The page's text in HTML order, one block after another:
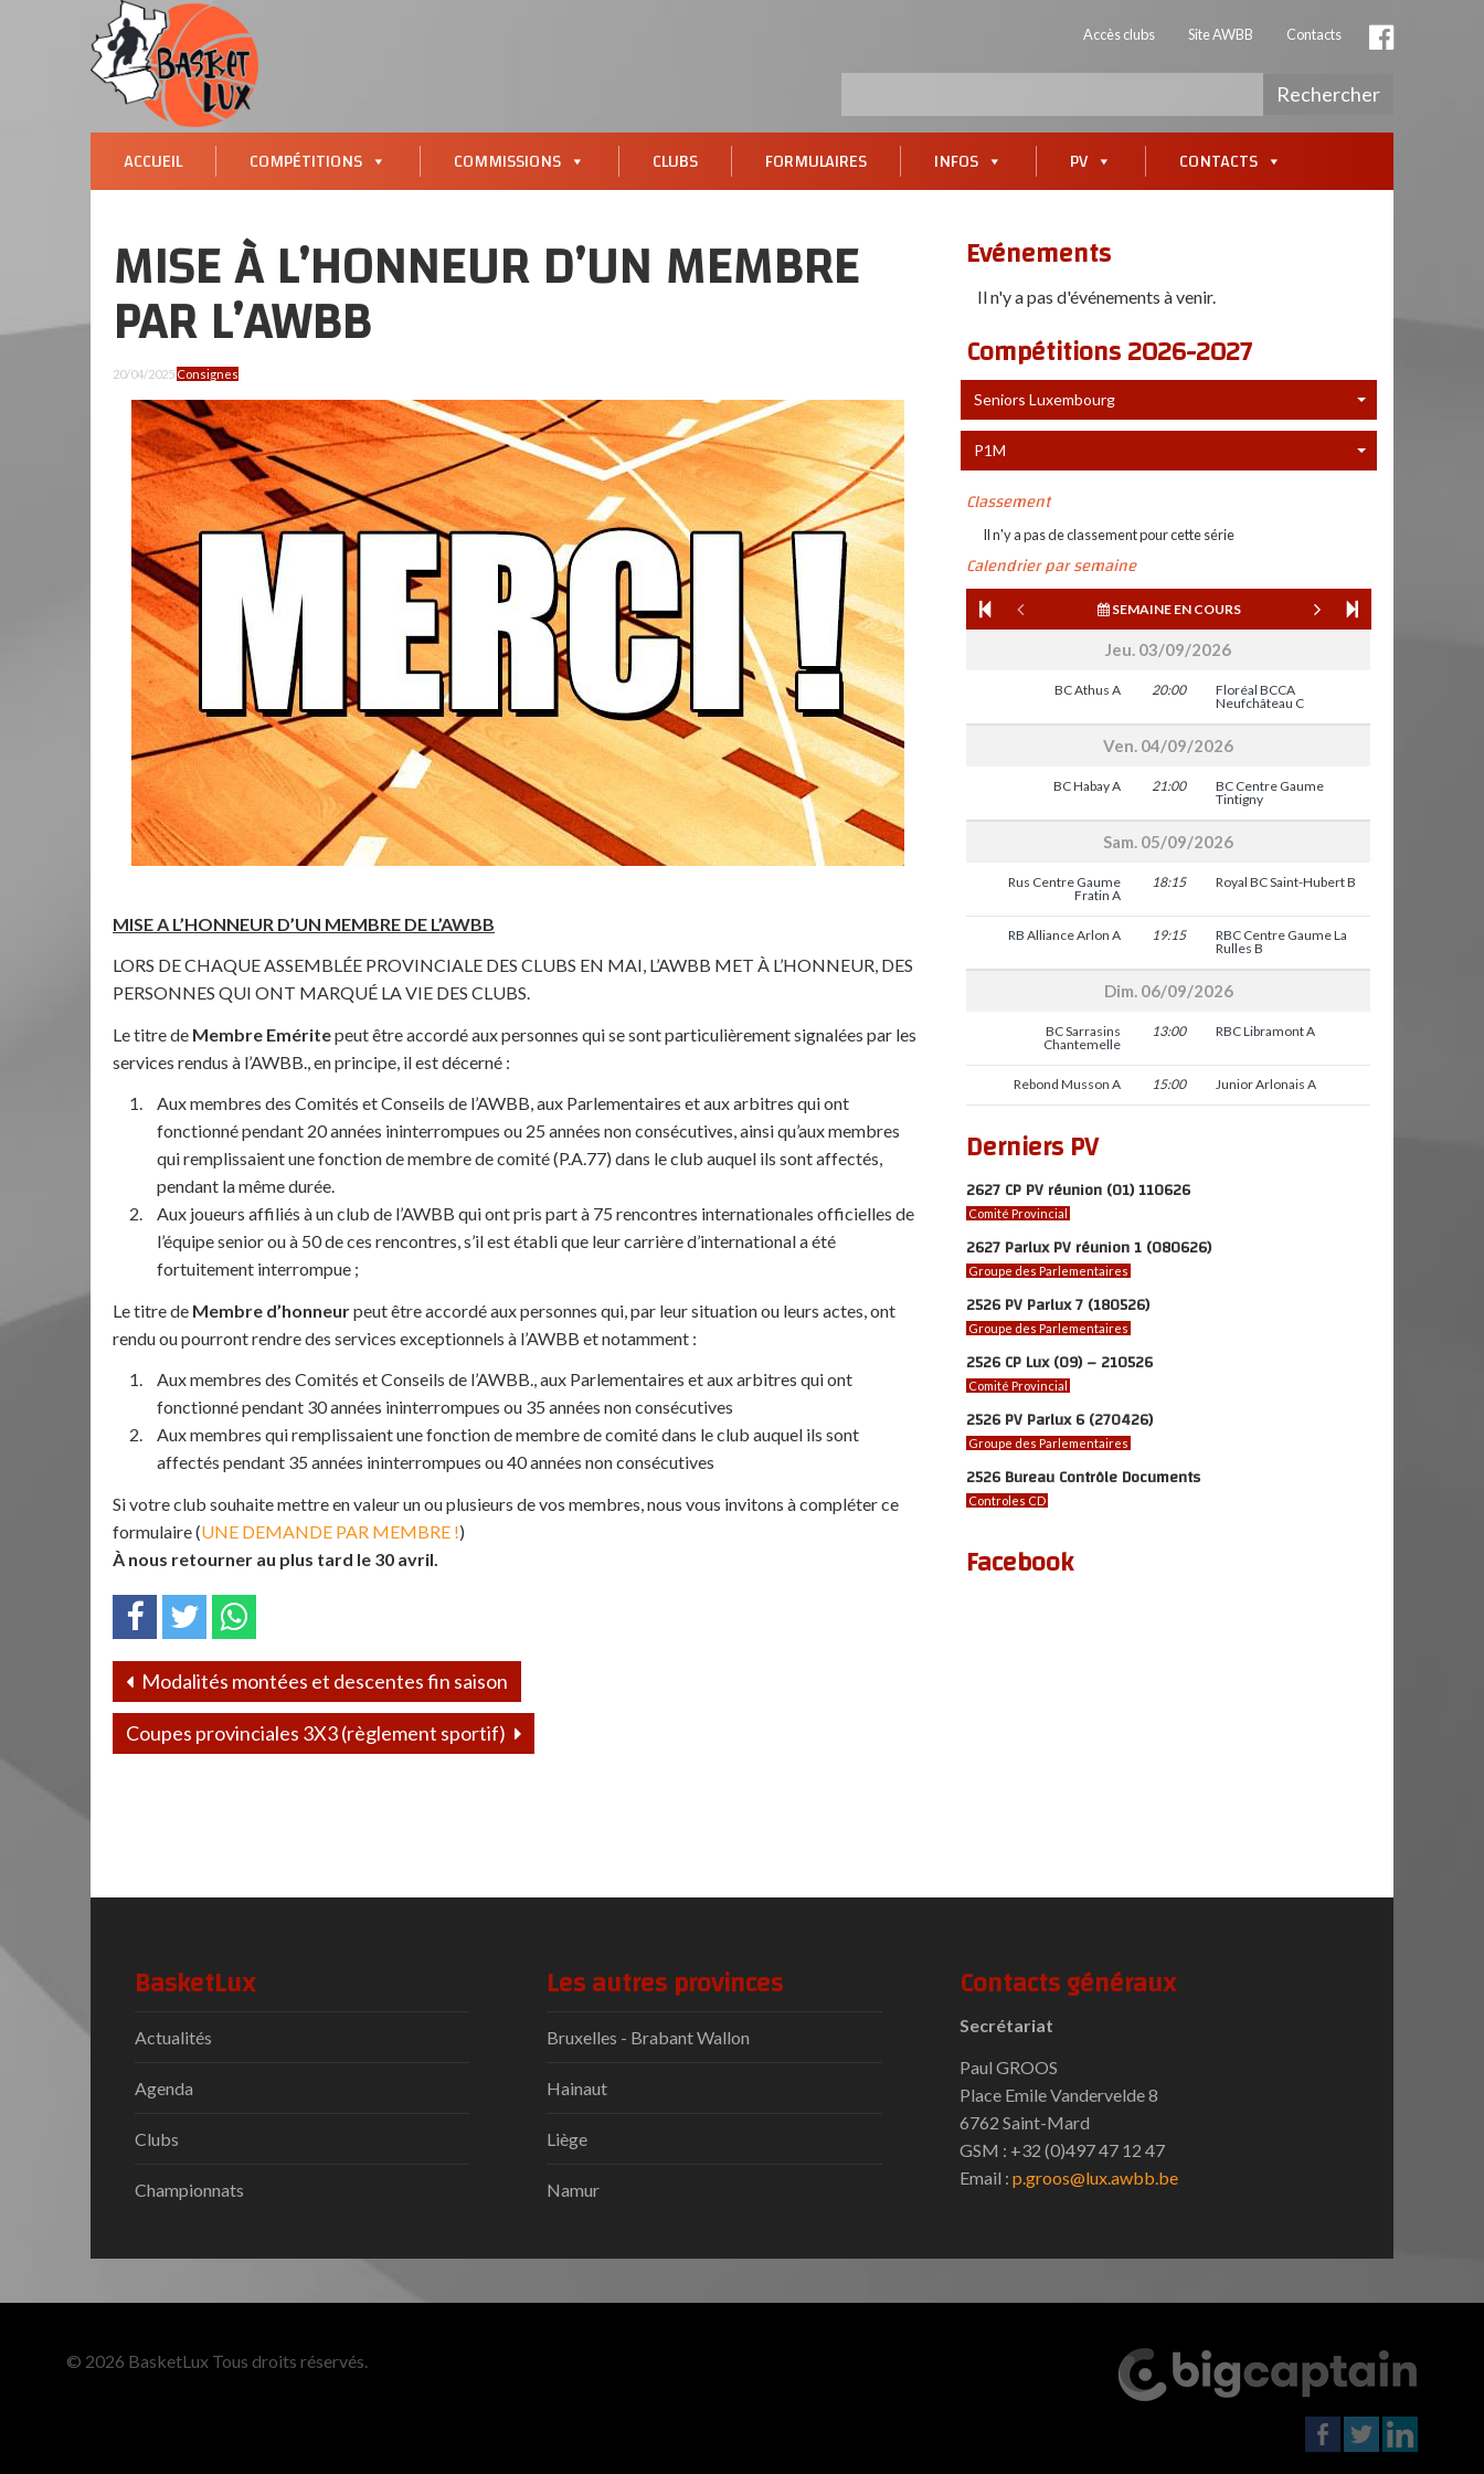
Accès clubs Site AWBB Contacts
Rechercher
ACCUEIL COMPÉTITIONS COMMISSIONS CLUBS FORMULAIRES INFOS PV CONTACTS
MISE À L’HONNEUR D’UN MEMBRE
PAR L’AWBB
20/04/2025 Consignes
MISE A L’HONNEUR D’UN MEMBRE DE L’AWBB
LORS DE CHAQUE ASSEMBLÉE PROVINCIALE DES CLUBS EN MAI, L’AWBB MET À L’HONNEUR, DES
PERSONNES QUI ONT MARQUÉ LA VIE DES CLUBS.
Le titre de Membre Eméritepeut être accordé aux personnes qui se sont particulièrement signalées par les
services rendus à l’AWBB., en principe, il est décerné :
Aux membres des Comités et Conseils de l’AWBB, aux Parlementaires et aux arbitres qui ont
fonctionné pendant 20 années ininterrompues ou 25 années non consécutives, ainsi qu’aux membres
qui remplissaient une fonction de membre de comité (P.A.77) dans le club auquel ils sont affectés,
pendant la même durée.
Aux joueurs affiliés à un club de l’AWBB qui ont pris part à 75 rencontres internationales officielles de
l’équipe senior ou à 50 de ces rencontres, s’il est établi que leur carrière d’international a été
fortuitement interrompue ;
Le titre de Membre d’honneurpeut être accordé aux personnes qui, par leur situation ou leurs actes, ont
rendu ou pourront rendre des services exceptionnels à l’AWBB et notamment :
Aux membres des Comités et Conseils de l’AWBB., aux Parlementaires et aux arbitres qui ont
fonctionné pendant 30 années ininterrompues ou 35 années non consécutives
Aux membres qui remplissaient une fonction de membre de comité dans le club auquel ils sont
affectés pendant 35 années ininterrompues ou 40 années non consécutives
Si votre club souhaite mettre en valeur un ou plusieurs de vos membres, nous vous invitons à compléter ce
formulaire (UNE DEMANDE PAR MEMBRE !)
À nous retourner au plus tard le 30 avril.
Modalités montées et descentes fin saison
Coupes provinciales 3X3 (règlement sportif)
Evénements
Il n'y a pas d'événements à venir.
Compétitions 2026-2027
Seniors Luxembourg
P1M
Classement
Il n'y a pas de classement pour cette série
Calendrier par semaine
SEMAINE EN COURS
Jeu. 03/09/2026
BC Athus A 20:00
Floréal BCCA
Neufchâteau C
Ven. 04/09/2026
BC Habay A 21:00
BC Centre Gaume
Tintigny
Sam. 05/09/2026
Rus Centre Gaume
Fratin A
18:15 Royal BC Saint-Hubert B
RB Alliance Arlon A 19:15
RBC Centre Gaume La
Rulles B
Dim. 06/09/2026
BC Sarrasins
Chantemelle
13:00 RBC Libramont A
Rebond Musson A 15:00 Junior Arlonais A
Derniers PV
2627 CP PV réunion (01) 110626
Comité Provincial
2627 Parlux PV réunion 1 (080626)
Groupe des Parlementaires
2526 PV Parlux 7 (180526)
Groupe des Parlementaires
2526 CP Lux (09) – 210526
Comité Provincial
2526 PV Parlux 6 (270426)
Groupe des Parlementaires
2526 Bureau Contrôle Documents
Controles CD
Facebook
BasketLux
Actualités
Agenda
Clubs
Championnats
Les autres provinces
Bruxelles - Brabant Wallon
Hainaut
Liège
Namur
Contacts généraux
Secrétariat
Paul GROOS
Place Emile Vandervelde 8
6762 Saint-Mard
GSM : +32 (0)497 47 12 47
Email : p.groos@lux.awbb.be
© 2026 BasketLux Tous droits réservés.